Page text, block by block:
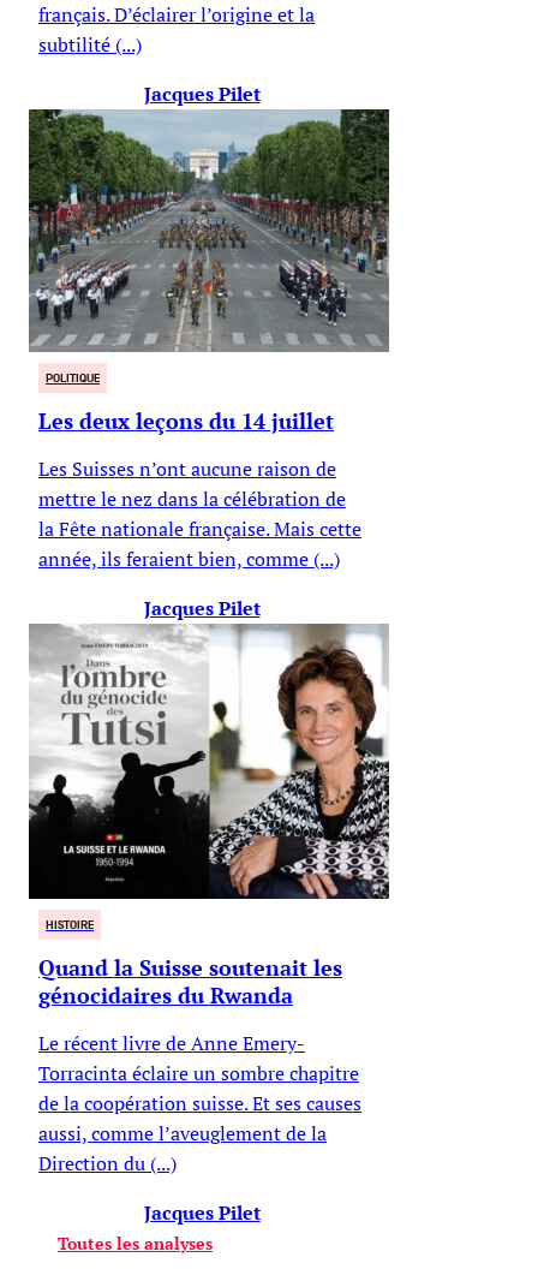
français. D’éclairer l’origine et la
subtilité (...)
Jacques Pilet
POLITIQUE
Les deux leçons du 14 juillet
Les Suisses n’ont aucune raison de
mettre le nez dans la célébration de
la Fête nationale française. Mais cette
année, ils feraient bien, comme (...)
Jacques Pilet
HISTOIRE
Quand la Suisse soutenait les
génocidaires du Rwanda
Le récent livre de Anne Emery-
Torracinta éclaire un sombre chapitre
de la coopération suisse. Et ses causes
aussi, comme l’aveuglement de la
Direction du (...)
Jacques Pilet
Toutes les analyses